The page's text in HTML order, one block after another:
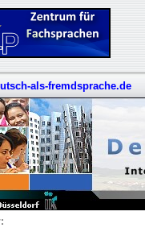
als-fremdsprache.de